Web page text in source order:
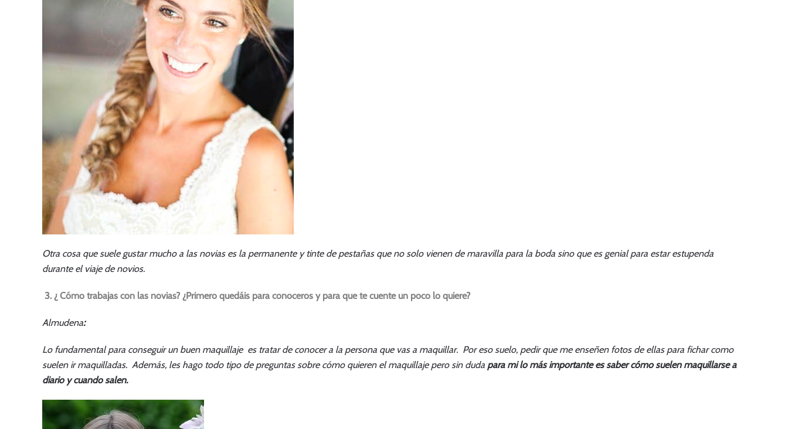
Otra cosa que suele gustar mucho a las novias es la permanente y tinte de pestañas que no solo vienen de maravilla para la boda sino que es genial para estar estupenda
durante el viaje de novios.
3. ¿ Cómo trabajas con las novias? ¿Primero quedáis para conoceros y para que te cuente un poco lo quiere?
Almudena:
Lo fundamental para conseguir un buen maquillaje es tratar de conocer a la persona que vas a maquillar. Por eso suelo, pedir que me enseñen fotos de ellas para fichar como
suelen ir maquilladas. Además, les hago todo tipo de preguntas sobre cómo quieren el maquillaje pero sin duda para mi lo más importante es saber cómo suelen maquillarse a
diario y cuando salen.